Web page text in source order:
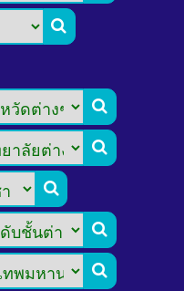





